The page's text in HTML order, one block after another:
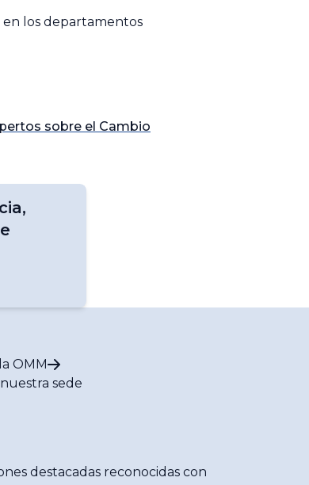
en los departamentos
sobre el Cambio
OMM
sede
destacadas reconocidas con